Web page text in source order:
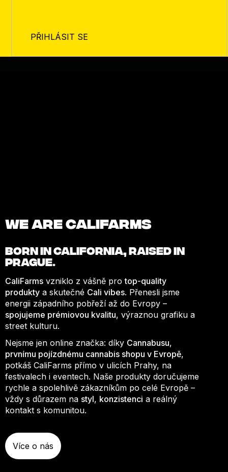
PŘIHLÁSIT SE
We are Califarms
BORN INCALIFORNIA, RAISED IN
PRAGUE.
CaliFarms vzniklo z vášně protop-quality
produkty a skutečné Cali vibes. Přenesli jsme
energii západního pobřeží až do Evropy –
spojujeme prémiovou kvalitu, výraznou grafiku a
street kulturu.
Nejsme jen online značka: díky Cannabusu,
prvnímu pojízdnému cannabis shopu v Evropě,
potkáš CaliFarms přímo v ulicích Prahy, na
festivalech i eventech. Naše produkty doručujeme
rychle a spolehlivě zákazníkům po celé Evropě –
vždy s důrazem na styl, konzistenci a reálný
kontakt s komunitou.
Více o nás